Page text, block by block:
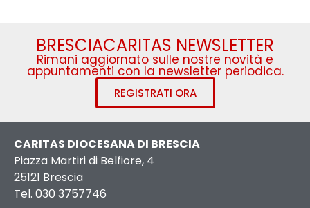
BRESCIACARITAS NEWSLETTER
Rimani aggiornato sulle nostre novità e
appuntamenti con la newsletter periodica.
REGISTRATI ORA
CARITAS DIOCESANA DI BRESCIA
Piazza Martiri di Belfiore, 4
25121 Brescia
Tel. 030 3757746